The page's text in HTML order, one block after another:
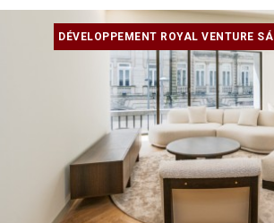
DÉVELOPPEMENT ROYAL VENTURE